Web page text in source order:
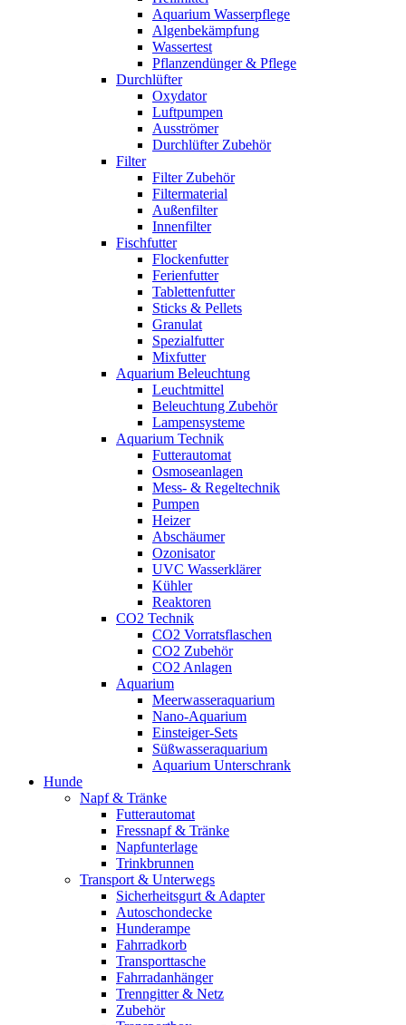
Aquarium Wasserpflege
Algenbekämpfung
Wassertest
Pflanzendünger & Pflege
Durchlüfter
Oxydator
Luftpumpen
Ausströmer
Durchlüfter Zubehör
Filter
Filter Zubehör
Filtermaterial
Außenfilter
Innenfilter
Fischfutter
Flockenfutter
Ferienfutter
Tablettenfutter
Sticks & Pellets
Granulat
Spezialfutter
Mixfutter
Aquarium Beleuchtung
Leuchtmittel
Beleuchtung Zubehör
Lampensysteme
Aquarium Technik
Futterautomat
Osmoseanlagen
Mess- & Regeltechnik
Pumpen
Heizer
Abschäumer
Ozonisator
UVC Wasserklärer
Kühler
Reaktoren
CO2 Technik
CO2 Vorratsflaschen
CO2 Zubehör
CO2 Anlagen
Aquarium
Meerwasseraquarium
Nano-Aquarium
Einsteiger-Sets
Süßwasseraquarium
Aquarium Unterschrank
Hunde
Napf & Tränke
Futterautomat
Fressnapf & Tränke
Napfunterlage
Trinkbrunnen
Transport & Unterwegs
Sicherheitsgurt & Adapter
Autoschondecke
Hunderampe
Fahrradkorb
Transporttasche
Fahrradanhänger
Trenngitter & Netz
Zubehör